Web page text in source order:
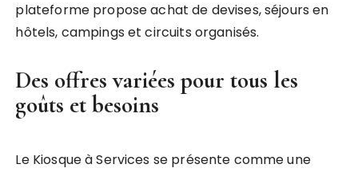
plateforme propose achat de devises, séjours en
hôtels, campings et circuits organisés.
Des offres variées pour tous les
goûts et besoins
Le Kiosque à Services se présente comme une